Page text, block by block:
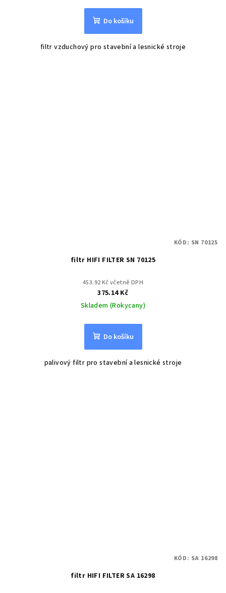
Do košíku
filtr vzduchový pro stavební a lesnické stroje
filtr HIFI FILTER SN 70125
453.92 Kč včetně DPH
375.14 Kč
Skladem (Rokycany)
Do košíku
palivový filtr pro stavební a lesnické stroje
KÓD: SN 70125
filtr HIFI FILTER SA 16298
KÓD: SA 16298